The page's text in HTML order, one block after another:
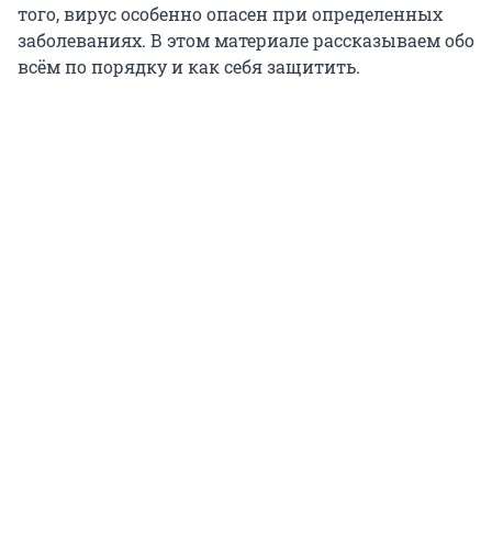
того, вирус особенно опасен при определенных
заболеваниях. В этом материале рассказываем обо
всём по порядку и как себя защитить.